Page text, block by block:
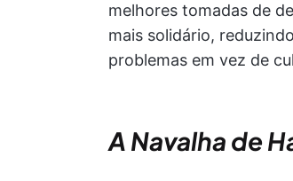
melhores tomadas de
mais solidário,
problemas em vez de
A Navalha de